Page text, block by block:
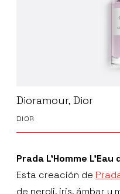
Dioramour, Dior
DIOR
Prada L’Homme L’Eau
Esta creación de